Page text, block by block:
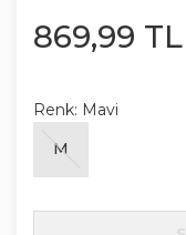
869,99 TL
Renk: Mavi
M